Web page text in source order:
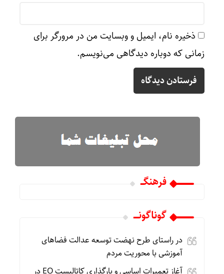
ذخیره نام، ایمیل و وبسایت من در مرورگر برای
زمانی که دوباره دیدگاهی می‌نویسم.
فرهنگـــ
گوناگونـــــ
در راستای طرح نهضت توسعه عدالت فضاهای
آموزشی با محوریت مردم